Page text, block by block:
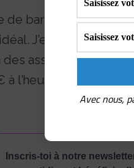
de barboteuse de
J’en crochète
des associations. Il
à l’heure où j’écris
Avec nous,